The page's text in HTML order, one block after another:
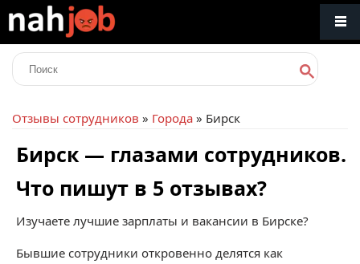
Отзывы сотрудников » Города » Бирск
Бирск — глазами сотрудников.
Что пишут в 5 отзывах?
Изучаете лучшие зарплаты и вакансии в Бирске?
Бывшие сотрудники откровенно делятся как